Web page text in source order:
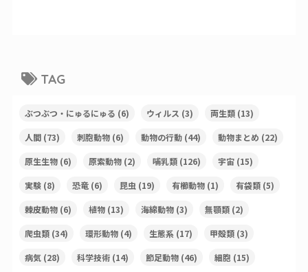
TAG
ぶつぶつ・にゅるにゅる (6) ウィルス (3) 両生類(13)
人間(73) 刺胞動物(6) 動物の行動(44) 動物まとめ (22)
原生生物(6) 原索動物(2) 哺乳類(126) 宇宙(15)
実験(8) 恐竜(6) 昆虫 (19) 有櫛動物(1) 有袋類(5)
棘皮動物(6) 植物(13) 海綿動物(3) 無顎類(2)
爬虫類(34) 環形動物(4) 生態系(17) 甲殻類(3)
病気(28) 科学技術(14) 節足動物(46) 細胞 (15)